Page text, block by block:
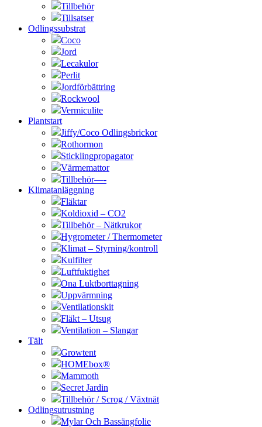
Tillbehör
Tillsatser
Odlingssubstrat
Coco
Jord
Lecakulor
Perlit
Jordförbättring
Rockwool
Vermiculite
Plantstart
Jiffy/Coco Odlingsbrickor
Rothormon
Sticklingpropagator
Värmemattor
Tillbehör—-
Klimatanläggning
Fläktar
Koldioxid – CO2
Tillbehör – Nätkrukor
Hygrometer / Thermometer
Klimat – Styrning/kontroll
Kulfilter
Luftfuktighet
Ona Luktborttagning
Uppvärmning
Ventilationskit
Fläkt – Utsug
Ventilation – Slangar
Tält
Growtent
HOMEbox®
Mammoth
Secret Jardin
Tillbehör / Scrog / Växtnät
Odlingsutrustning
Mylar Och Bassängfolie